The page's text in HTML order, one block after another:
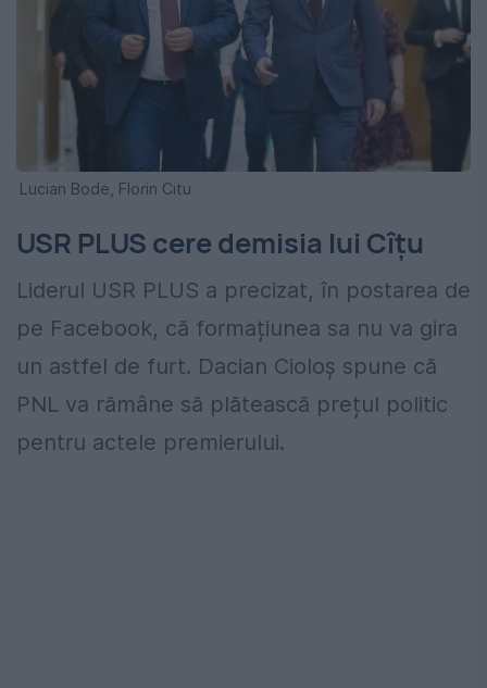
Lucian Bode, Florin Citu
USR PLUS cere demisia lui Cîțu
Liderul USR PLUS a precizat, în postarea de
pe Facebook, că formațiunea sa nu va gira
un astfel de furt. Dacian Cioloș spune că
PNL va rămâne să plătească prețul politic
pentru actele premierului.